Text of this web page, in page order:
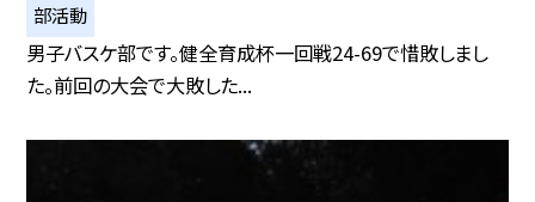
部活動
男子バスケ部です。健全育成杯一回戦24-69で惜敗しまし
た。前回の大会で大敗した...